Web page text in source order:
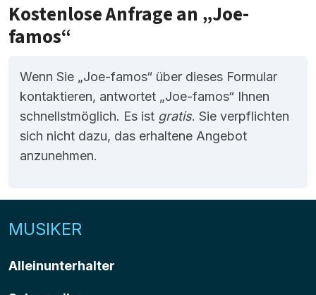
Kostenlose Anfrage an „Joe-
famos“
Wenn Sie „Joe-famos“ über dieses Formular
kontaktieren, antwortet „Joe-famos“ Ihnen
schnellstmöglich. Es ist gratis. Sie verpflichten
sich nicht dazu, das erhaltene Angebot
anzunehmen.
MUSIKER
Alleinunterhalter